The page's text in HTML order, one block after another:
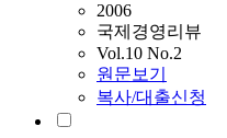
2006
국제경영리뷰
Vol.10 No.2
원문보기
복사/대출신청